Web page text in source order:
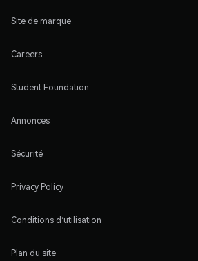
Site de marque
Careers
Student Foundation
Annonces
Sécurité
Privacy Policy
Conditions d'utilisation
Plan du site